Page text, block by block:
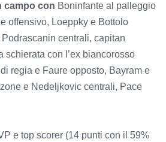
campo con Boninfante al palleggio
offensivo, Loeppky e Bottolo
centrali, capitan
schierata con l’ex biancorosso
regia e Faure opposto, Bayram e
e Nedeljkovic centrali, Pace
e top scorer (14 punti con il 59%